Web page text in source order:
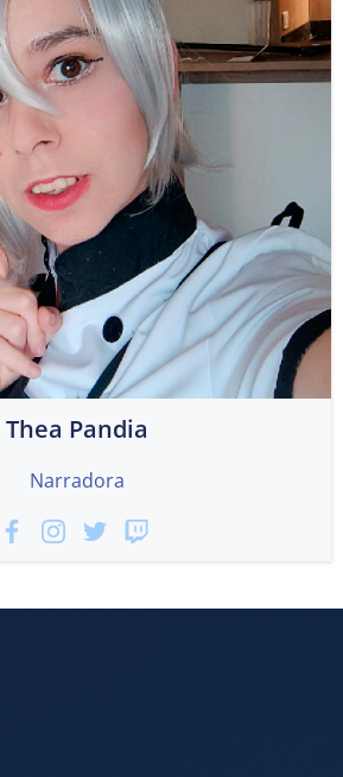
Thea Pandia
Narradora